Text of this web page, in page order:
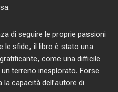
di seguire le proprie passioni
le sfide, il libro è stato una
come una difficile
terreno inesplorato. Forse
capacità dell’autore di